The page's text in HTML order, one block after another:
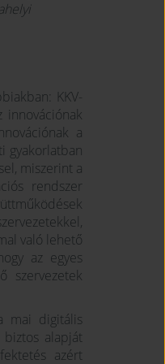
KKV-
a
gyakorlatban
miszerint a
rendszer
való lehető
az egyes
szervezetek
mai digitális
biztos alapját
azért